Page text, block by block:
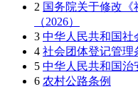
2 国务院关于修改
（2026）
3 中华人民共和国社
4 社会团体登记管理
5 中华人民共和国治
6 农村公路条例